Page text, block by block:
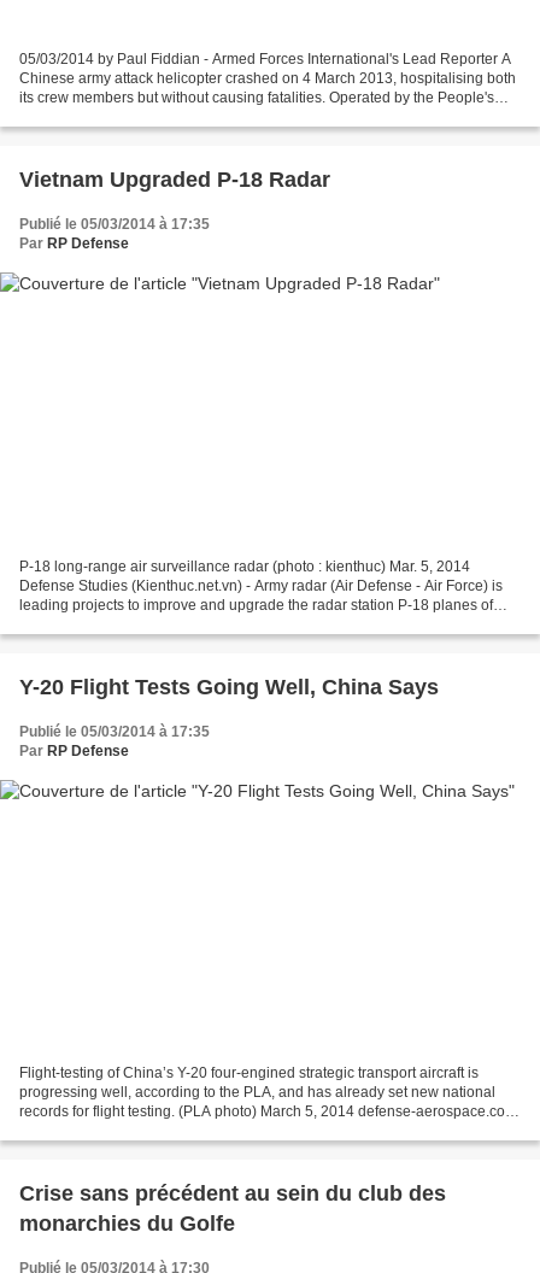
05/03/2014 by Paul Fiddian - Armed Forces International's Lead Reporter A
Chinese army attack helicopter crashed on 4 March 2013, hospitalising both
its crew members but without causing fatalities. Operated by the People's
Vietnam Upgraded P-18 Radar
Publié le 05/03/2014 à 17:35
Par RP Defense
P-18 long-range air surveillance radar (photo : kienthuc) Mar. 5, 2014
Defense Studies (Kienthuc.net.vn) - Army radar (Air Defense - Air Force) is
leading projects to improve and upgrade the radar station P-18 planes of
Y-20 Flight Tests Going Well, China Says
Publié le 05/03/2014 à 17:35
Par RP Defense
Flight-testing of China’s Y-20 four-engined strategic transport aircraft is
progressing well, according to the PLA, and has already set new national
records for flight testing. (PLA photo) March 5, 2014 defense-aerospace.com
Crise sans précédent au sein du club des
monarchies du Golfe
Publié le 05/03/2014 à 17:30